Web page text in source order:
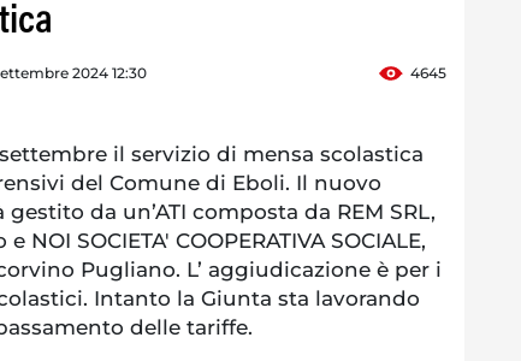
2024 12:30 4645
il servizio di mensa scolastica
del Comune di Eboli. Il nuovo
da un’ATI composta da REM SRL,
NOI SOCIETA' COOPERATIVA SOCIALE,
Pugliano. L’ aggiudicazione è per i
Intanto la Giunta sta lavorando
delle tariffe.